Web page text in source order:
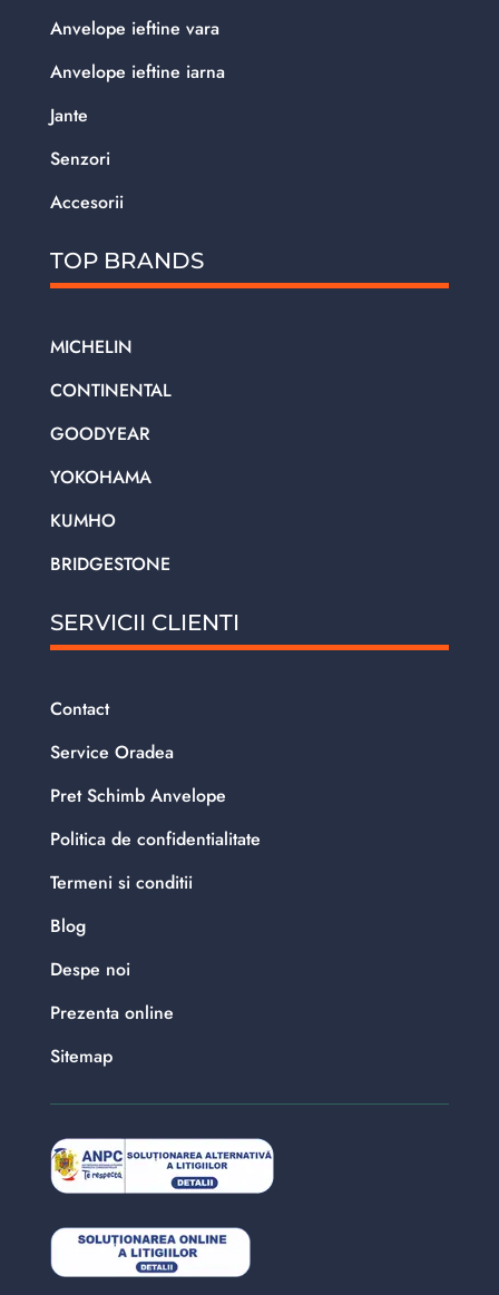
Anvelope ieftine vara
Anvelope ieftine iarna
Jante
Senzori
Accesorii
TOP BRANDS
MICHELIN
CONTINENTAL
GOODYEAR
YOKOHAMA
KUMHO
BRIDGESTONE
SERVICII CLIENTI
Contact
Service Oradea
Pret Schimb Anvelope
Politica de confidentialitate
Termeni si conditii
Blog
Despe noi
Prezenta online
Sitemap